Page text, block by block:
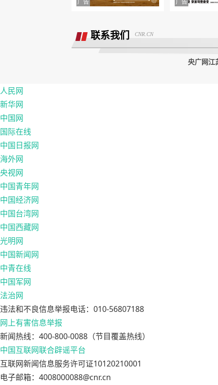
附属票不退费。
联系我们 CNR.CN
央广网江
人民网
新华网
中国网
国际在线
中国日报网
海外网
央视网
中国青年网
中国经济网
中国台湾网
中国西藏网
光明网
中国新闻网
中青在线
中国军网
法治网
违法和不良信息举报电话：010-56807188
网上有害信息举报
新闻热线：400-800-0088（节目覆盖热线）
中国互联网联合辟谣平台
互联网新闻信息服务许可证10120210001
电子邮箱：4008000088@cnr.cn